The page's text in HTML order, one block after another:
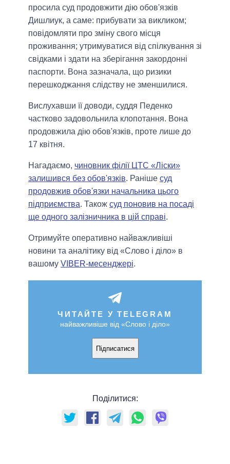
просила суд продовжити дію обов'язків
Дишлиук, а саме: прибувати за викликом;
повідомляти про зміну свого місця
проживання; утримуватися від спілкування зі
свідками і здати на зберігання закордонні
паспорти. Вона зазначала, що ризики
перешкоджання слідству не зменшилися.
Вислухавши її доводи, суддя Педенко
частково задовольнила клопотання. Вона
продовжила дію обов'язків, проте лише до
17 квітня.
Нагадаємо, чиновник філії ЦТС «Ліски»
залишився без обов'язків. Раніше суд
продовжив обов'язки начальника цього
підприємства. Також суд поновив на посаді
ще одного залізничника в цій справі.
Отримуйте оперативно найважливіші
новини та аналітику від «Слово і діло» в
вашому VIBER-месенджері.
ЧИТАЙТЕ У TELEGRAM
найважливіше від «Слово і діло»
Підписатися
Поділитися: